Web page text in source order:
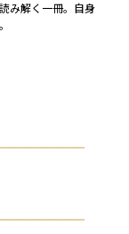
み解く一冊。自身